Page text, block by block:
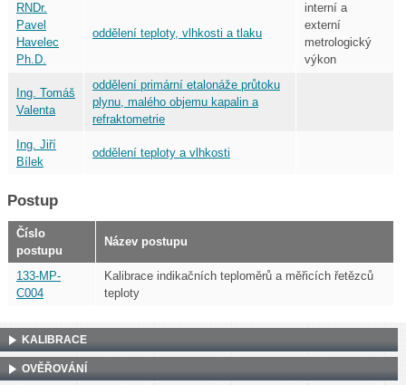
RNDr.
Pavel
Havelec
Ph.D.
oddělení teploty, vlhkosti a tlaku
interní a
externí
metrologický
výkon
Ing. Tomáš
Valenta
oddělení primární etalonáže průtoku
plynu, malého objemu kapalin a
refraktometrie
Ing. Jiří
Bílek
oddělení teploty a vlhkosti
Postup
Číslo
postupu
Název postupu
133-MP-
C004
Kalibrace indikačních teploměrů a měřicích řetězců
teploty
KALIBRACE
OVĚŘOVÁNÍ